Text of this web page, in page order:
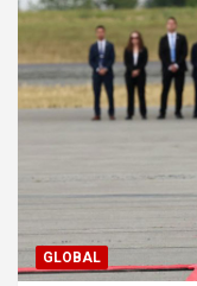
GLOBAL